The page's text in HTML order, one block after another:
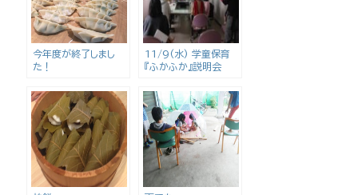
今年度が終了しまし
た！
11/9(水) 学童保育
『ふかふか』説明会